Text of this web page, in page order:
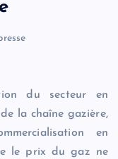
du secteur en
la chaîne gazière,
en
le prix du gaz ne